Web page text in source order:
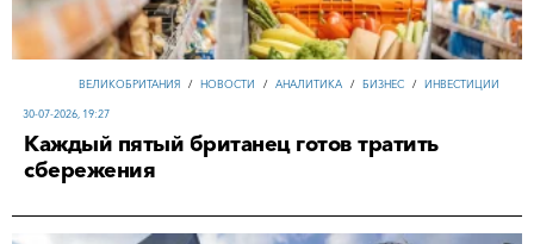
ВЕЛИКОБРИТАНИЯ / НОВОСТИ / АНАЛИТИКА / БИЗНЕС / ИНВЕСТИЦИИ
30-07-2026, 19:27
Каждый пятый британец готов тратить
сбережения